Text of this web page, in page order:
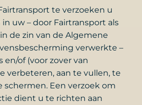
te verzoeken u
uw – door Fairtransport als
de zin van de Algemene
verwerkte –
en/of (voor zover van
verbeteren, aan te vullen, te
schermen. Een verzoek om
dient u te richten aan